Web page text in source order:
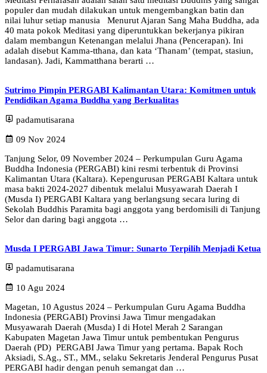
populer dan mudah dilakukan untuk mengembangkan batin dan
nilai luhur setiap manusia Menurut Ajaran Sang Maha Buddha, ada
40 mata pokok Meditasi yang diperuntukkan bekerjanya pikiran
dalam membangun Ketenangan melalui Jhana (Pencerapan). Ini
adalah disebut Kamma-tthana, dan kata ‘Thanam’ (tempat, stasiun,
landasan). Jadi, Kammatthana berarti …
Sutrimo Pimpin PERGABI Kalimantan Utara: Komitmen untuk
Pendidikan Agama Buddha yang Berkualitas
padamutisarana
09 Nov 2024
Tanjung Selor, 09 November 2024 – Perkumpulan Guru Agama
Buddha Indonesia (PERGABI) kini resmi terbentuk di Provinsi
Kalimantan Utara (Kaltara). Kepengurusan PERGABI Kaltara untuk
masa bakti 2024-2027 dibentuk melalui Musyawarah Daerah I
(Musda I) PERGABI Kaltara yang berlangsung secara luring di
Sekolah Buddhis Paramita bagi anggota yang berdomisili di Tanjung
Selor dan daring bagi anggota …
Musda I PERGABI Jawa Timur: Sunarto Terpilih Menjadi Ketua
padamutisarana
10 Agu 2024
Magetan, 10 Agustus 2024 – Perkumpulan Guru Agama Buddha
Indonesia (PERGABI) Provinsi Jawa Timur mengadakan
Musyawarah Daerah (Musda) I di Hotel Merah 2 Sarangan
Kabupaten Magetan Jawa Timur untuk pembentukan Pengurus
Daerah (PD) PERGABI Jawa Timur yang pertama. Bapak Roch
Aksiadi, S.Ag., ST., MM., selaku Sekretaris Jenderal Pengurus Pusat
PERGABI hadir dengan penuh semangat dan …